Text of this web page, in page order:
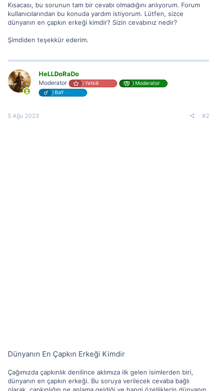
Kısacası, bu sorunun tam bir cevabı olmadığını anlıyorum. Forum
kullanıcılarından bu konuda yardım istiyorum. Lütfen, sizce
dünyanın en çapkın erkeği kimdir? Sizin cevabınız nedir?
Şimdiden teşekkür ederim.
HeLLDoRaDo
Moderator Yetkili
Moderator
BaY
5 Ağu 2023 #2
Dünyanın En Çapkın Erkeği Kimdir
Çağımızda çapkınlık denilince aklımıza ilk gelen isimlerden biri,
dünyanın en çapkın erkeği. Bu soruya verilecek cevaba bağlı
olarak, çapkınlığın ne anlama geldiği ve hangi özelliklerin dünyanın